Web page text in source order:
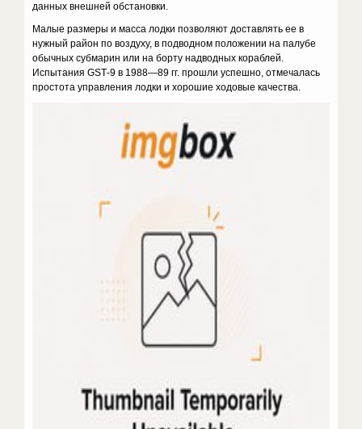
данных внешней обстановки.
Малые размеры и масса лодки позволяют доставлять ее в
нужный район по воздуху, в подводном положении на палубе
обычных субма­рин или на борту надводных кораблей.
Испытания GSТ-9 в 1988—89 гг. прошли успешно, отмечалась
простота управления лодки и хоро­шие ходовые качества.